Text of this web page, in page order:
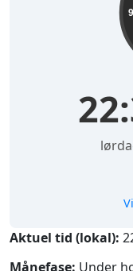
9
Aktuel tid (lokal):
Månefase: Under